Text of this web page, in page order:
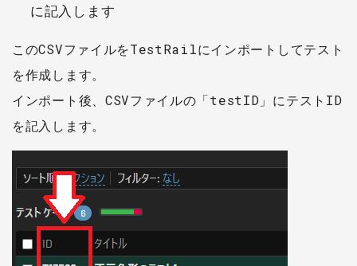
に記入します
このCSVファイルをTestRailにインポートしてテスト
を作成します。
インポート後、CSVファイルの「testID」にテストID
を記入します。